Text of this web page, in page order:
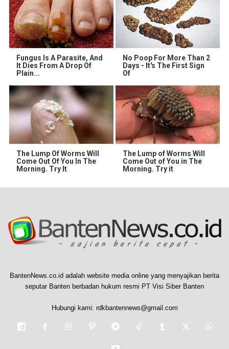
Fungus Is A Parasite, And
It Dies From A Drop Of
Plain...
No Poop For More Than 2
Days - It's The First Sign
Of
The Lump Of Worms Will
Come Out Of You In The
Morning. Try It
The Lump of Worms Will
Come Out of You in The
Morning. Try it
BantenNews.co.id adalah website media online yang menyajikan berita
seputar Banten berbadan hukum resmi PT Visi Siber Banten
Hubungi kami: rdkbantennews@gmail.com